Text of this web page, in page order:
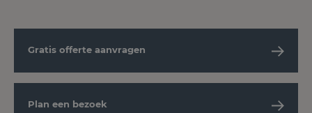
Gratis offerte aanvragen
Plan een bezoek